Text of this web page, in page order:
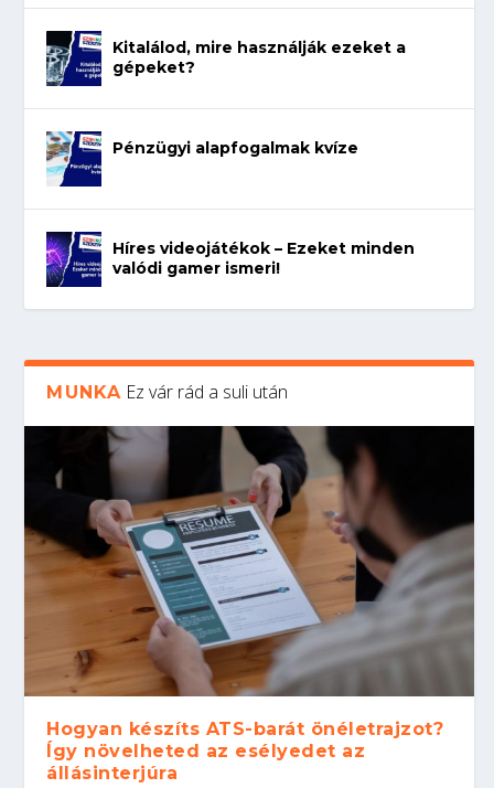
Kitalálod, mire használják ezeket a
gépeket?
Pénzügyi alapfogalmak kvíze
Híres videojátékok – Ezeket minden
valódi gamer ismeri!
MUNKA Ez vár rád a suli után
Hogyan készíts ATS-barát önéletrajzot?
Így növelheted az esélyedet az
állásinterjúra